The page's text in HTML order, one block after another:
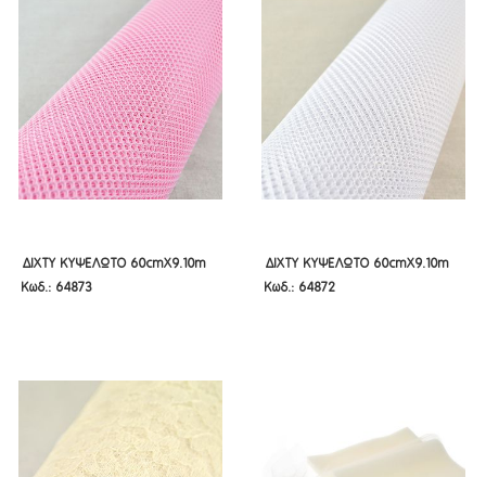
ΔΙΧΤΥ ΚΥΨΕΛΩΤΟ 60CMX9.10M
ΡΟΖ
ΔΙΧΤΥ ΚΥΨΕΛΩΤΟ 60cmX9.10m
ΡΟΖ
Κωδ.: 64873
ΔΙΧΤΥ ΚΥΨΕΛΩΤΟ 60CMX9.10M
ΑΣΠΡΟ
ΔΙΧΤΥ ΚΥΨΕΛΩΤΟ 60cmX9.10m
ΑΣΠΡΟ
Κωδ.: 64872